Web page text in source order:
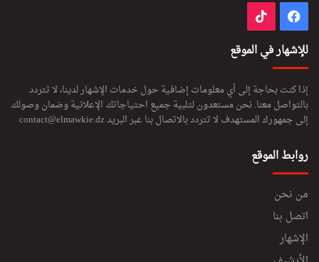
فيسبوك
للإشهار في الموقع
إذا كنت بحاجة إلى أي معلومات إضافية حول خدمات الإشهار لدينا، لا تتردد
بالتواصل معنا. نحن مستعدون لتلبية جميع احتياجاتك الإعلانية وضمان وصولك
إلى جمهورك المستهدف لا تتردد بالاتصال بنا عبر البريدcontact@elmawkie.dz
روابط الموقع
من نحن
اتصل بنا
الإشهار